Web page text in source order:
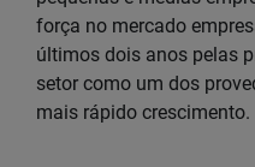
força no mercado
últimos dois anos pelas
setor como um dos
mais rápido crescimento.